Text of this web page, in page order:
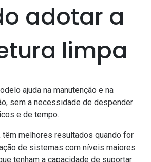
adotar a
limpa
ajuda na manutenção e na
sem a necessidade de despender
e de tempo.
têm melhores resultados quando for
de sistemas com níveis maiores
tenham a capacidade de suportar